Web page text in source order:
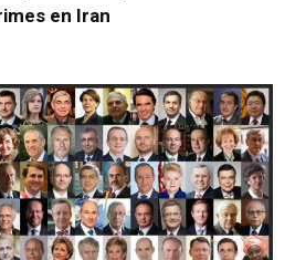
en Iran